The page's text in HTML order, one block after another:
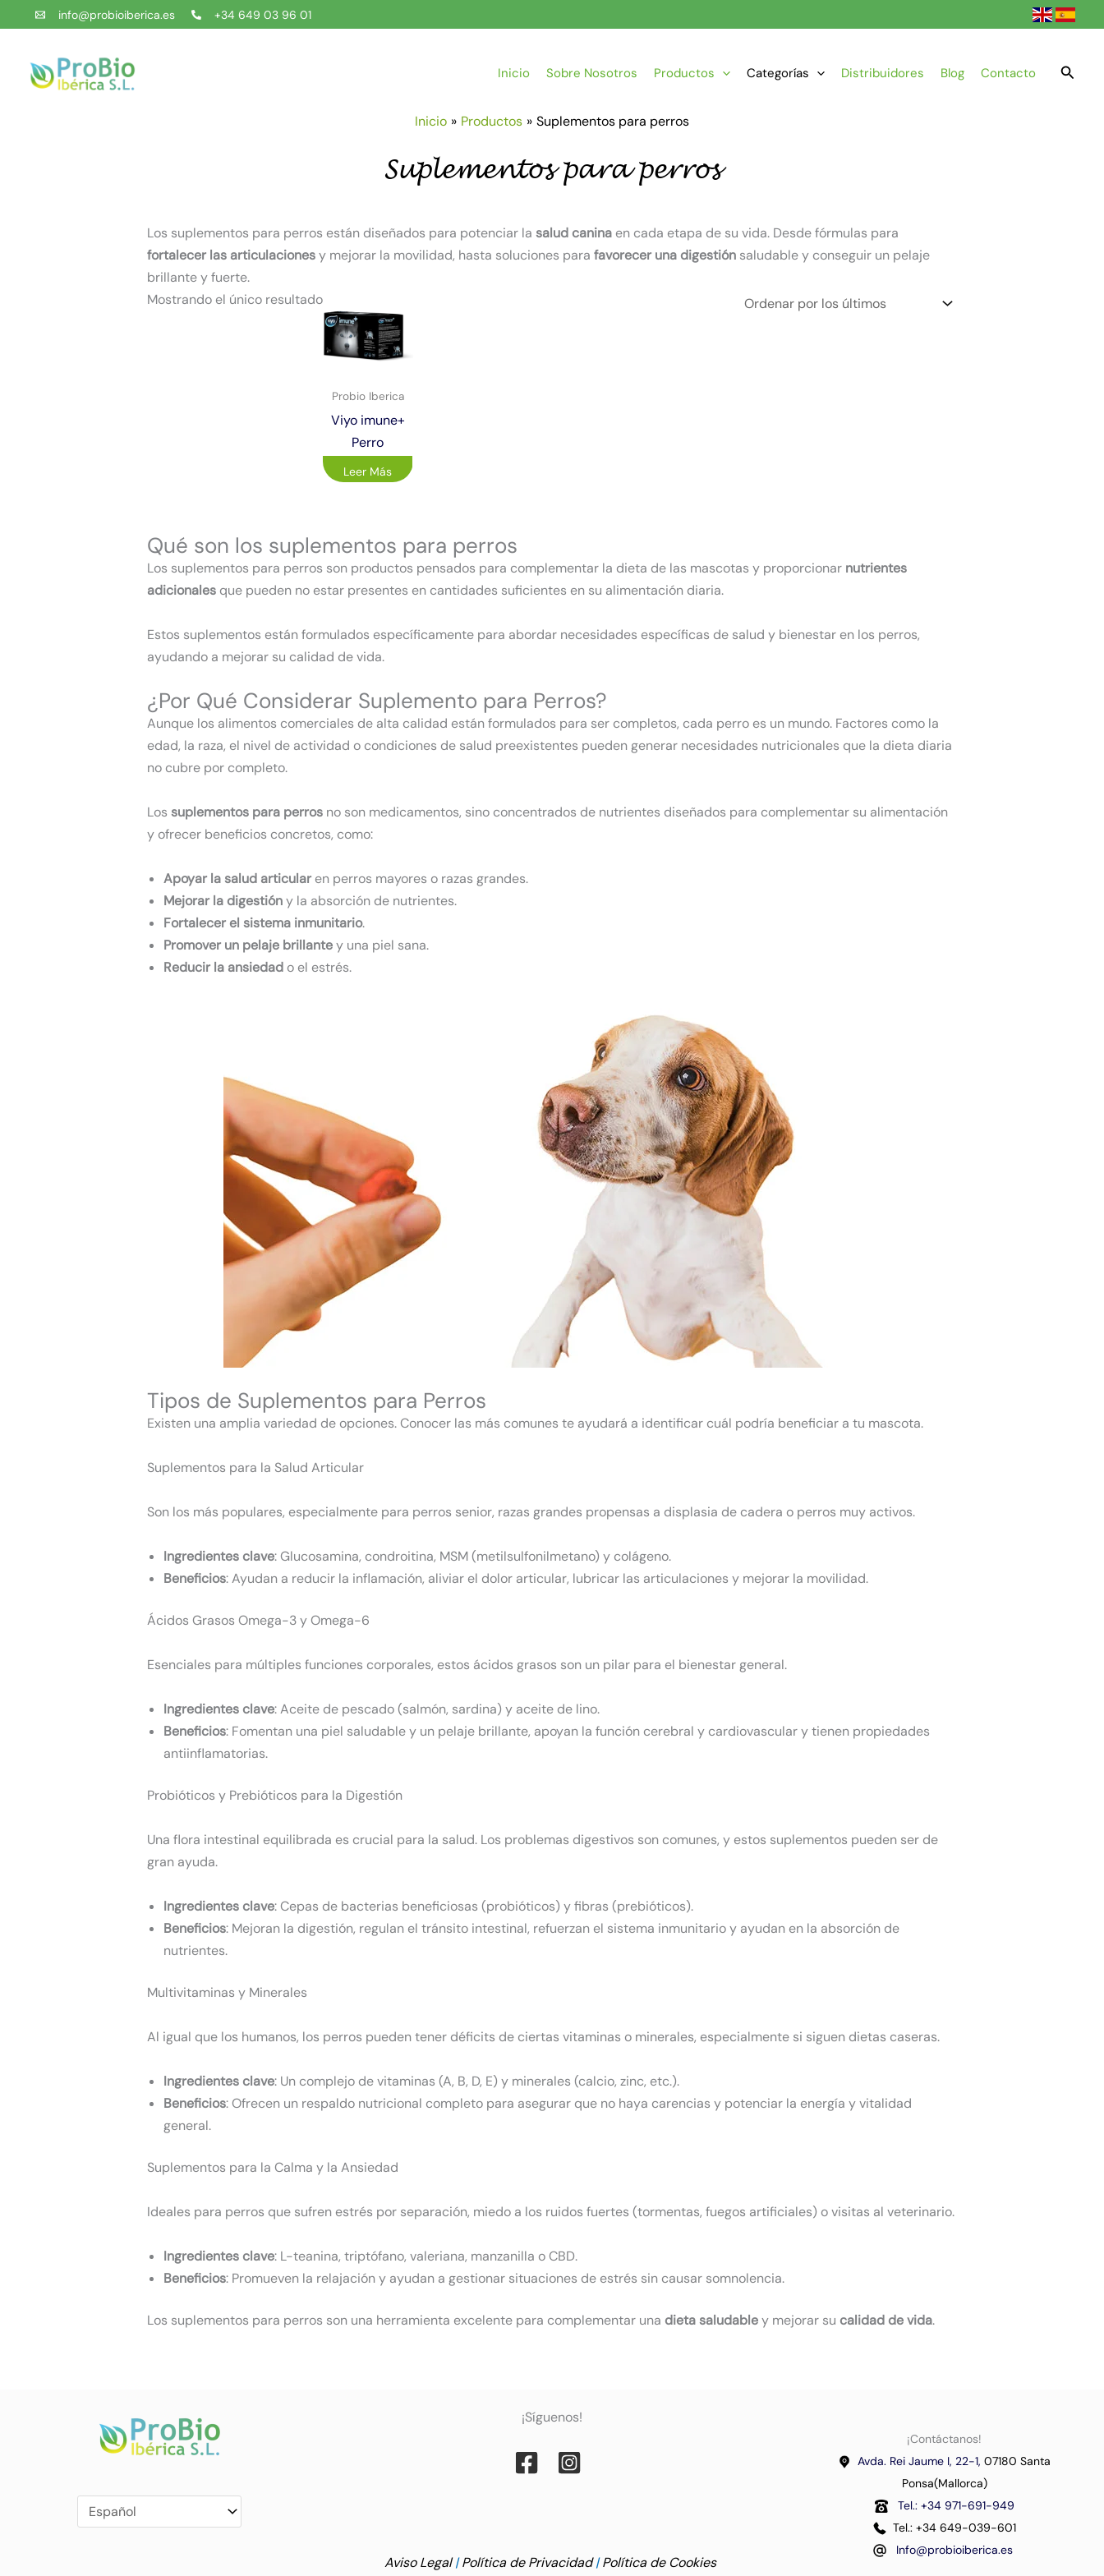
al
contenido
info@probioiberica.es +34 649 03 96 01
Inicio Sobre Nosotros Productos Categorías Distribuidores Blog Contacto
Inicio Productos Suplementos para perros
Suplementos para perros
Los suplementos para perros están diseñados para potenciar la salud caninaen cada etapa de su vida. Desde fórmulas para
fortalecer las articulacionesy mejorar la movilidad, hasta soluciones para favorecer una digestiónsaludable y conseguir un pelaje
brillante y fuerte.
Mostrando el único resultado
Probio Iberica
Viyo imune+
Perro
Leer Más
Qué son los suplementos para perros
Los suplementos para perros son productos pensados para complementar la dieta de las mascotas y proporcionar nutrientes
adicionalesque pueden no estar presentes en cantidades suficientes en su alimentación diaria.
Estos suplementos están formulados específicamente para abordar necesidades específicas de salud y bienestar en los perros,
ayudando a mejorar su calidad de vida.
¿Por Qué Considerar Suplemento para Perros?
Aunque los alimentos comerciales de alta calidad están formulados para ser completos, cada perro es un mundo. Factores como la
edad, la raza, el nivel de actividad o condiciones de salud preexistentes pueden generar necesidades nutricionales que la dieta diaria
no cubre por completo.
Los suplementos para perrosno son medicamentos, sino concentrados de nutrientes diseñados para complementar su alimentación
y ofrecer beneficios concretos, como:
Apoyar la salud articularen perros mayores o razas grandes.
Mejorar la digestióny la absorción de nutrientes.
Fortalecer el sistema inmunitario.
Promover un pelaje brillantey una piel sana.
Reducir la ansiedado el estrés.
Tipos de Suplementos para Perros
Existen una amplia variedad de opciones. Conocer las más comunes te ayudará a identificar cuál podría beneficiar a tu mascota.
Suplementos para la Salud Articular
Son los más populares, especialmente para perros senior, razas grandes propensas a displasia de cadera o perros muy activos.
Ingredientes clave: Glucosamina, condroitina, MSM (metilsulfonilmetano) y colágeno.
Beneficios: Ayudan a reducir la inflamación, aliviar el dolor articular, lubricar las articulaciones y mejorar la movilidad.
Ácidos Grasos Omega-3 y Omega-6
Esenciales para múltiples funciones corporales, estos ácidos grasos son un pilar para el bienestar general.
Ingredientes clave: Aceite de pescado (salmón, sardina) y aceite de lino.
Beneficios: Fomentan una piel saludable y un pelaje brillante, apoyan la función cerebral y cardiovascular y tienen propiedades
antiinflamatorias.
Probióticos y Prebióticos para la Digestión
Una flora intestinal equilibrada es crucial para la salud. Los problemas digestivos son comunes, y estos suplementos pueden ser de
gran ayuda.
Ingredientes clave: Cepas de bacterias beneficiosas (probióticos) y fibras (prebióticos).
Beneficios: Mejoran la digestión, regulan el tránsito intestinal, refuerzan el sistema inmunitario y ayudan en la absorción de
nutrientes.
Multivitaminas y Minerales
Al igual que los humanos, los perros pueden tener déficits de ciertas vitaminas o minerales, especialmente si siguen dietas caseras.
Ingredientes clave: Un complejo de vitaminas (A, B, D, E) y minerales (calcio, zinc, etc.).
Beneficios: Ofrecen un respaldo nutricional completo para asegurar que no haya carencias y potenciar la energía y vitalidad
general.
Suplementos para la Calma y la Ansiedad
Ideales para perros que sufren estrés por separación, miedo a los ruidos fuertes (tormentas, fuegos artificiales) o visitas al veterinario.
Ingredientes clave: L-teanina, triptófano, valeriana, manzanilla o CBD.
Beneficios: Promueven la relajación y ayudan a gestionar situaciones de estrés sin causar somnolencia.
Los suplementos para perros son una herramienta excelente para complementar una dieta saludabley mejorar su calidad de vida.
¡Síguenos!
¡Contáctanos!
Avda. Rei Jaume I, 22-1,07180 Santa
Ponsa(Mallorca)
Tel.: +34 971-691-949
Tel.: +34 649-039-601
Info@probioiberica.es
Aviso Legal|Política de Privacidad|Política de Cookies